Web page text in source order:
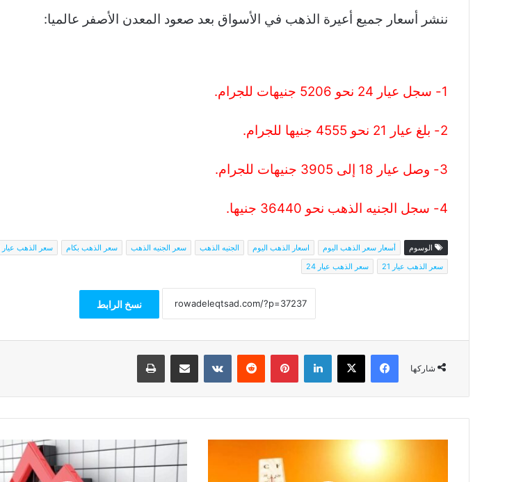
ننشر أسعار جميع أعيرة الذهب في الأسواق بعد صعود المعدن الأصفر عالميا:
1- سجل عيار 24 نحو 5206 جنيهات للجرام.
2- بلغ عيار 21 نحو 4555 جنيها للجرام.
3- وصل عيار 18 إلى 3905 جنيهات للجرام.
4- سجل الجنيه الذهب نحو 36440 جنيها.
الوسوم أسعار سعر الذهب اليوم اسعار الذهب اليوم الجنيه الذهب سعر الجنيه الذهب سعر الذهب بكام
سعر الذهب عيار 18
سعر الذهب عيار 21
سعر الذهب عيار 24
نسخ الرابط
شاركها
فيسبوك‫X لينكدإن بينتيريست مشاركة عبر البريد طباعة
تراجع